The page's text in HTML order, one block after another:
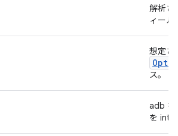
解析さ
ィール
想定さ
ス。
adb を
を int/